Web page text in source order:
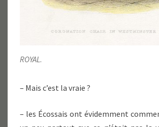
ROYAL .
– Mais c’est la vraie ?
– les Écossais ont évidemment